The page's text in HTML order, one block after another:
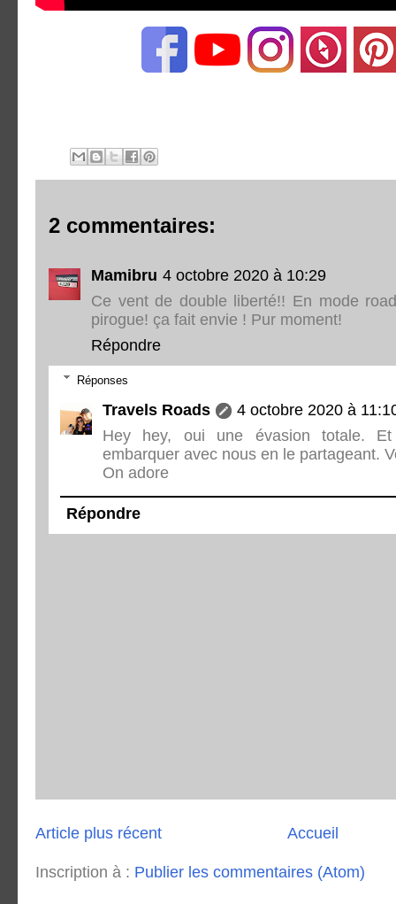
2 commentaires:
Mamibru 4 octobre 2020 à 10:29
Ce vent de double liberté!! En mode
pirogue! ça fait envie ! Pur moment!
Répondre
Réponses
Travels Roads
4 octobre 2020 à
Hey hey, oui une évasion totale.
embarquer avec nous en le partageant.
On adore
Répondre
Article plus récent Accueil
Inscription à : Publier les commentaires (Atom)